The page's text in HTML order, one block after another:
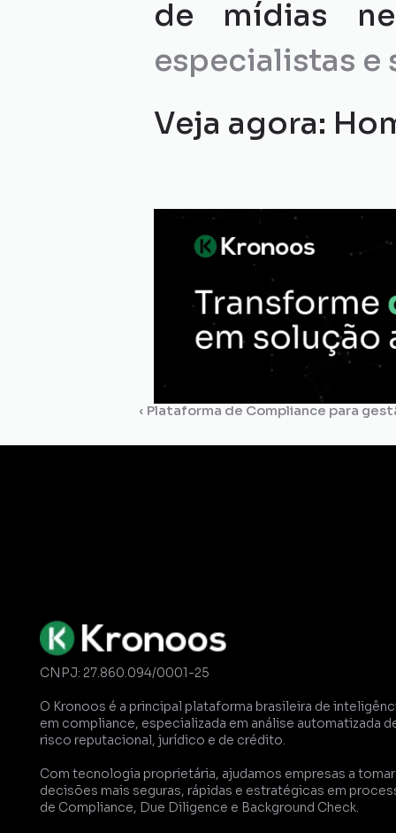
de mídias
especialistas e
Veja agora:
‹ Plataforma de Compliance para
CNPJ: 27.860.094/0001-25
O Kronoos é a principal plataforma brasileira de
em compliance, especializada em análise automatizada
risco reputacional, jurídico e de crédito.
Com tecnologia proprietária, ajudamos empresas a tomar
decisões mais seguras, rápidas e estratégicas em
de Compliance, Due Diligence e Background Check.